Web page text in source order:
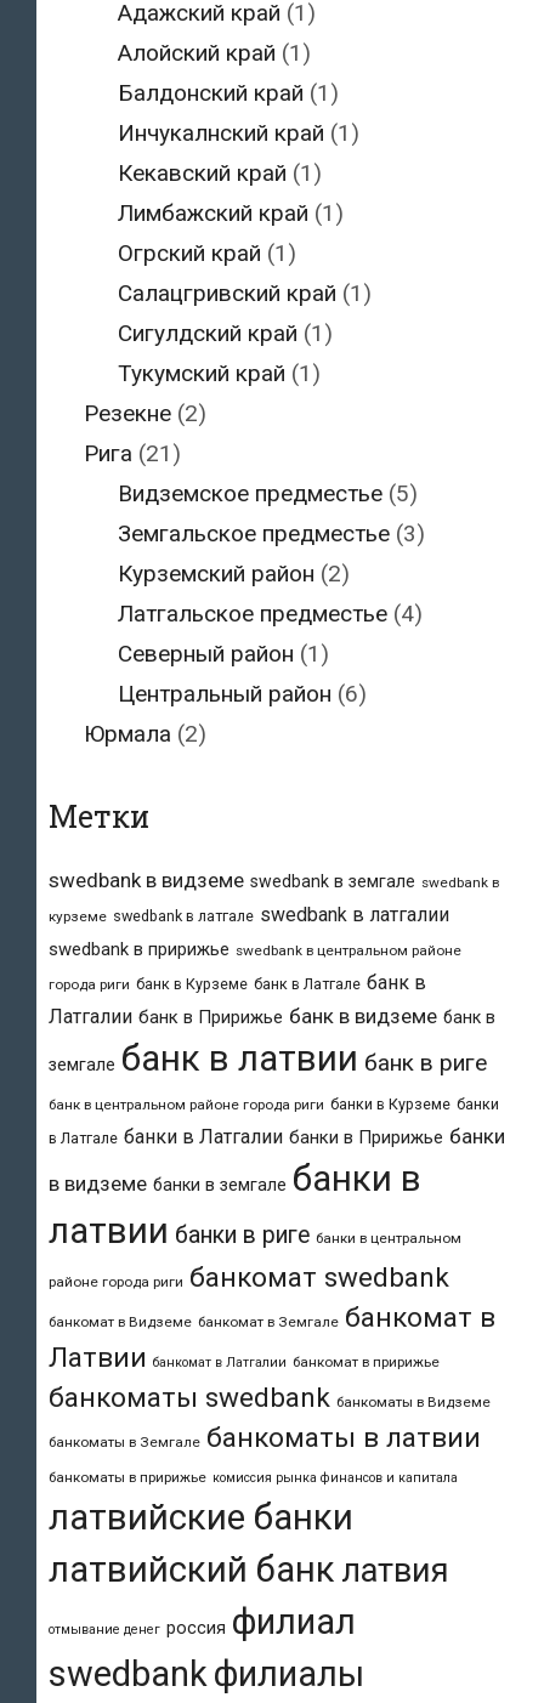
Адажский край (1)
Алойский край (1)
Балдонский край (1)
Инчукалнский край (1)
Кекавский край (1)
Лимбажский край (1)
Огрский край (1)
Салацгривский край (1)
Сигулдский край (1)
Тукумский край (1)
Резекне(2)
Рига (21)
Видземское предместье (5)
Земгальское предместье (3)
Курземский район (2)
Латгальское предместье (4)
Северный район (1)
Центральный район (6)
Юрмала (2)
Метки
swedbank в видземе swedbank в земгале swedbank в
курземе swedbank в латгале swedbank в латгалии
swedbank в пририжье swedbank в центральном районе
города риги банк в Курземе банк в Латгале банк в
Латгалии банк в Пририжье банк в видземе банк в
земгале банк в латвии банк в риге
банк в центральном районе города риги банки в Курземе банки
в Латгале банки в Латгалии банки в Пририжье банки
в видземе банки в земгале банки в
латвии банки в риге банки в центральном
районе города риги банкомат swedbank
банкомат в Видземе банкомат в Земгале банкомат в
Латвии банкомат в Латгалии банкомат в пририжье
банкоматы swedbank банкоматы в Видземе
банкоматы в Земгале банкоматы в латвии
банкоматы в пририжье комиссия рынка финансов и капитала
латвийские банки
латвийский банк латвия
отмывание денег россия филиал
swedbankфилиалы